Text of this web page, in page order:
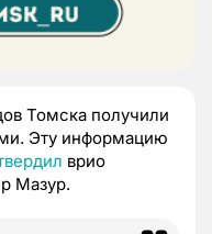
Томска получили
Эту информацию
врио
Мазур.